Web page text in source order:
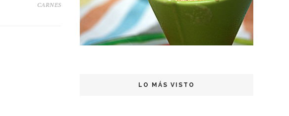
CARNES
LO MÁS VISTO